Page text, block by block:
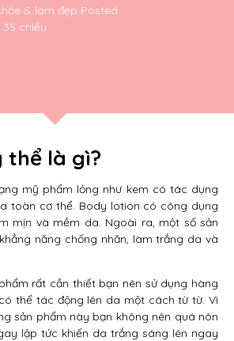
& làm đẹp Posted
chiều
thể là gì?
mỹ phẩm lỏng như kem có tác dụng
toàn cơ thể. Body lotion có công dụng
mịn và mềm da. Ngoài ra, một số sản
năng chống nhăn, làm trắng da và
rất cần thiết bạn nên sử dụng hàng
thể tác động lên da một cách từ từ. Vì
sản phẩm này bạn không nên quá nôn
lập tức khiến da trắng sáng lên ngay